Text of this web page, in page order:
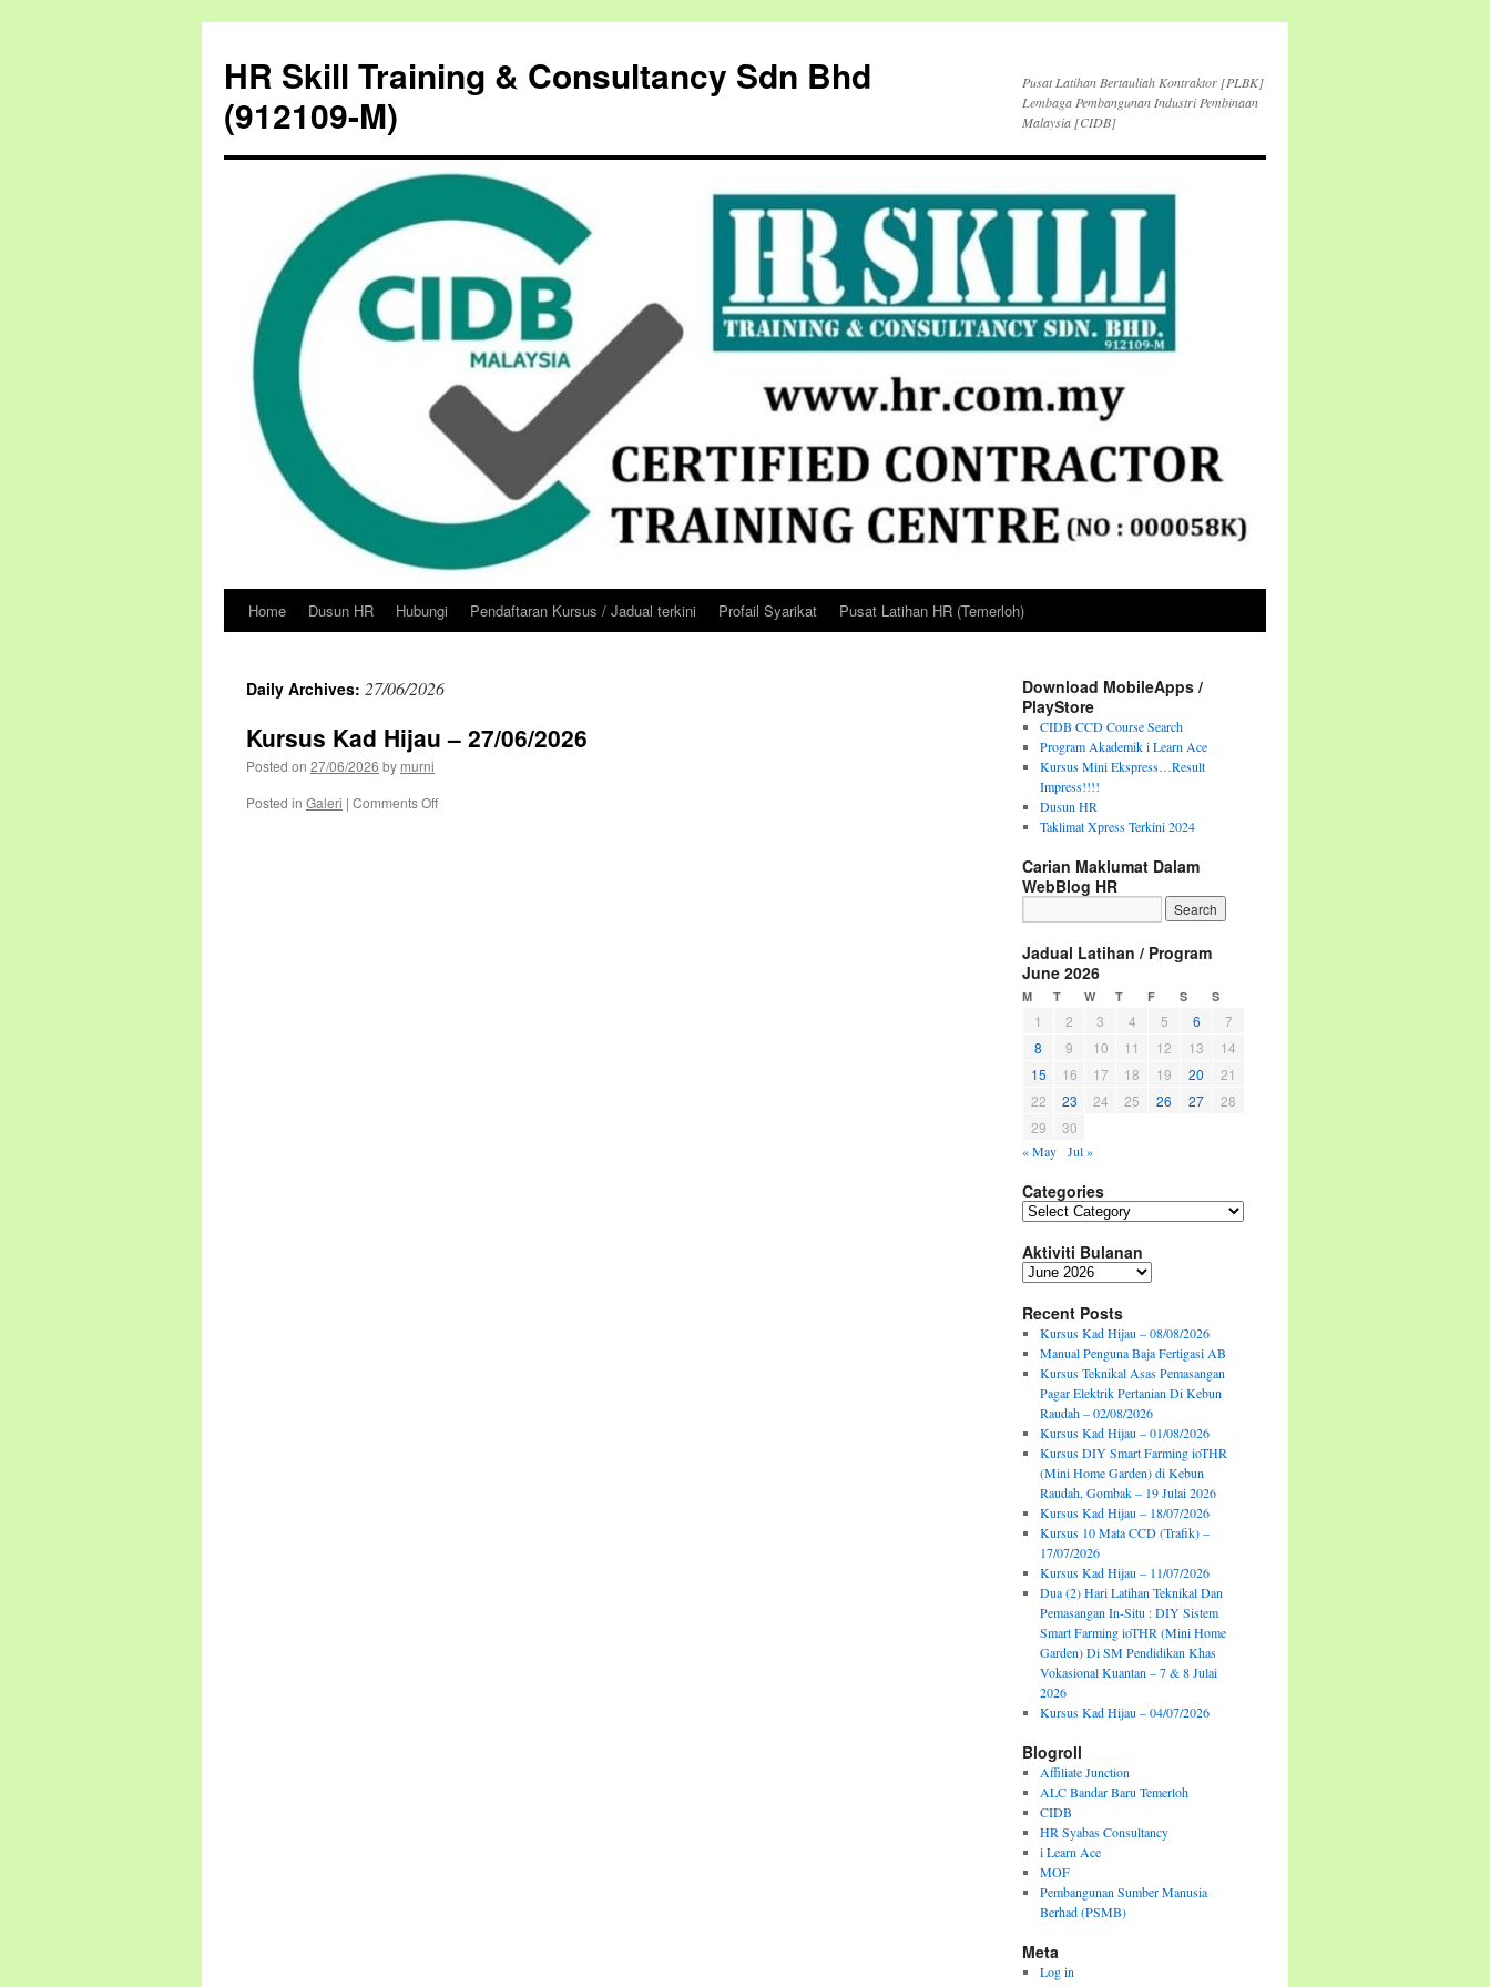
HR Skill Training & Consultancy Sdn Bhd
(912109-M)
Pusat Latihan Bertauliah Kontraktor [PLBK]
Lembaga Pembangunan Industri Pembinaan
Malaysia [CIDB]
Skip
content
Home Dusun HR Hubungi Pendaftaran Kursus / Jadual terkini Profail Syarikat Pusat Latihan HR (Temerloh)
Daily Archives: 27/06/2026
Kursus Kad Hijau – 27/06/2026
Posted on 27/06/2026 by murni
Posted in Galeri | Comments Offon
Download MobileApps /
PlayStore
CIDB CCD Course Search
Program Akademik i Learn Ace
Kursus Mini Ekspress…Result
Impress!!!!
Dusun HR
Taklimat Xpress Terkini 2024
Carian Maklumat Dalam
WebBlog HR
Jadual Latihan / Program
June 2026
M T W T F S S
1 2 3 4 5 6
7
8
9 10 11 12 13
14
15
16 17 18 19 20
21
22
23 24 25 26 27
28
29
30
« May Jul »
Categories
Categories
Aktiviti Bulanan
Aktiviti
Recent Posts
Kursus Kad Hijau – 08/08/2026
Manual Penguna Baja Fertigasi AB
Kursus Teknikal Asas Pemasangan
Pagar Elektrik Pertanian Di Kebun
Raudah – 02/08/2026
Kursus Kad Hijau – 01/08/2026
Kursus DIY Smart Farming ioTHR
(Mini Home Garden) di Kebun
Raudah, Gombak – 19 Julai 2026
Kursus Kad Hijau – 18/07/2026
Kursus 10 Mata CCD (Trafik) –
17/07/2026
Kursus Kad Hijau – 11/07/2026
Dua (2) Hari Latihan Teknikal Dan
Pemasangan In-Situ : DIY Sistem
Smart Farming ioTHR (Mini Home
Garden) Di SM Pendidikan Khas
Vokasional Kuantan – 7 & 8 Julai
2026
Kursus Kad Hijau – 04/07/2026
Blogroll
Affiliate Junction
ALC Bandar Baru Temerloh
CIDB
HR Syabas Consultancy
i Learn Ace
MOF
Pembangunan Sumber Manusia
Berhad (PSMB)
Meta
Log in